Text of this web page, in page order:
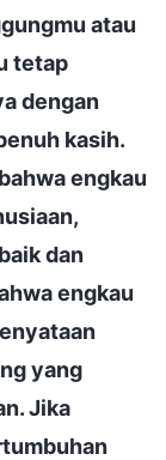
atau
tetap
dengan
kasih.
engkau
dan
engkau
yang
Jika